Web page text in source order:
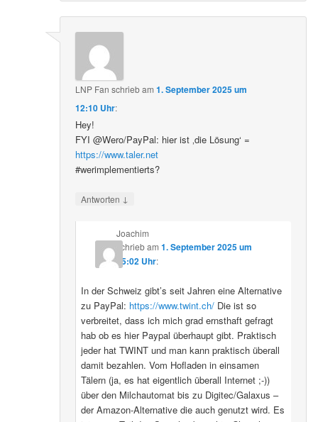
LNP Fan schriebam1. September 2025 um
12:10 Uhr:
Hey!
FYI @Wero/PayPal: hier ist ‚die Lösung‘ =
https://www.taler.net
#werimplementierts?
Antworten ↓
Joachim
schriebam 1. September 2025 um
15:02 Uhr:
In der Schweiz gibt’s seit Jahren eine Alternative
zu PayPal: https://www.twint.ch/Die ist so
verbreitet, dass ich mich grad ernsthaft gefragt
hab ob es hier Paypal überhaupt gibt. Praktisch
jeder hat TWINT und man kann praktisch überall
damit bezahlen. Vom Hofladen in einsamen
Tälern (ja, es hat eigentlich überall Internet ;-))
über den Milchautomat bis zu Digitec/Galaxus –
der Amazon-Alternative die auch genutzt wird. Es